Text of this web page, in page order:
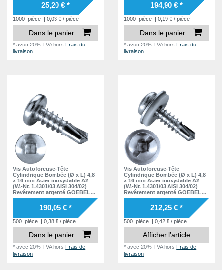
25,20 € *
1000 pièce | 0,03 € / pièce
Dans le panier
*avec 20% TVAhorsFrais de
livraison
194,90 € *
1000 pièce | 0,19 € / pièce
Dans le panier
*avec 20% TVAhorsFrais de
livraison
Vis Autoforeuse-Tête
Cylindrique Bombée (Ø x L) 4,8
x 16 mm Acier inoxydable A2
(W.-Nr. 1.4301/03 AISI 304/02)
Revêtement argenté GOEBEL
GL - DIN7504 SQ
190,05 € *
500 pièce | 0,38 € / pièce
Dans le panier
*avec 20% TVAhorsFrais de
livraison
Vis Autoforeuse-Tête
Cylindrique Bombée (Ø x L) 4,8
x 16 mm Acier inoxydable A2
(W.-Nr. 1.4301/03 AISI 304/02)
Revêtement argenté GOEBEL
GL - EPDM Disque DIN7504 SQ
212,25 € *
500 pièce | 0,42 € / pièce
Afficher l’article
*avec 20% TVAhorsFrais de
livraison